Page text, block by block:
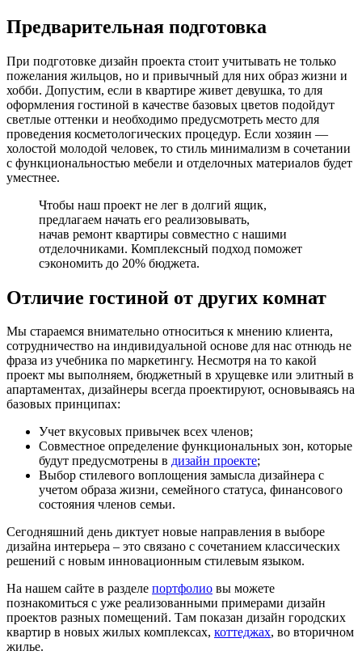
Предварительная подготовка
При подготовке дизайн проекта стоит учитывать не только
пожелания жильцов, но и привычный для них образ жизни и
хобби. Допустим, если в квартире живет девушка, то для
оформления гостиной в качестве базовых цветов подойдут
светлые оттенки и необходимо предусмотреть место для
проведения косметологических процедур. Если хозяин —
холостой молодой человек, то стиль минимализм в сочетании
с функциональностью мебели и отделочных материалов будет
уместнее.
Чтобы наш проект не лег в долгий ящик,
предлагаем начать его реализовывать,
начав ремонт квартиры совместно с нашими
отделочниками. Комплексный подход поможет
сэкономить до 20% бюджета.
Отличие гостиной от других комнат
Мы стараемся внимательно относиться к мнению клиента,
сотрудничество на индивидуальной основе для нас отнюдь не
фраза из учебника по маркетингу. Несмотря на то какой
проект мы выполняем, бюджетный в хрущевке или элитный в
апартаментах, дизайнеры всегда проектируют, основываясь на
базовых принципах:
Учет вкусовых привычек всех членов;
Совместное определение функциональных зон, которые
будут предусмотрены в дизайн проекте;
Выбор стилевого воплощения замысла дизайнера с
учетом образа жизни, семейного статуса, финансового
состояния членов семьи.
Сегодняшний день диктует новые направления в выборе
дизайна интерьера – это связано с сочетанием классических
решений с новым инновационным стилевым языком.
На нашем сайте в разделе портфолио вы можете
познакомиться с уже реализованными примерами дизайн
проектов разных помещений. Там показан дизайн городских
квартир в новых жилых комплексах, коттеджах, во вторичном
жилье.